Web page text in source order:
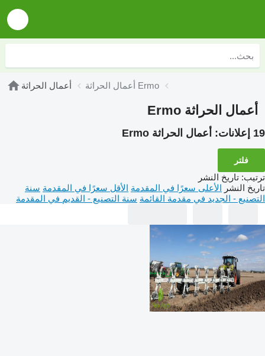
أعمال الحراثة أعمال الحراثة Ermo
أعمال الحراثة Ermo
19 إعلانات: أعمال الحراثة Ermo
فلتر
ترتيب: تاريخ النشر
تاريخ النشر الأعلى سعرًا في المقدمة الأقل سعرًا في المقدمة سنة
التصنيع - الجديد في مقدمة القائمة سنة التصنيع - القديم في المقدمة